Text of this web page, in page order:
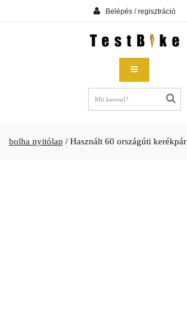
Belépés / regisztráció
bolha nyitólap / Használt 60 országúti kerékpár